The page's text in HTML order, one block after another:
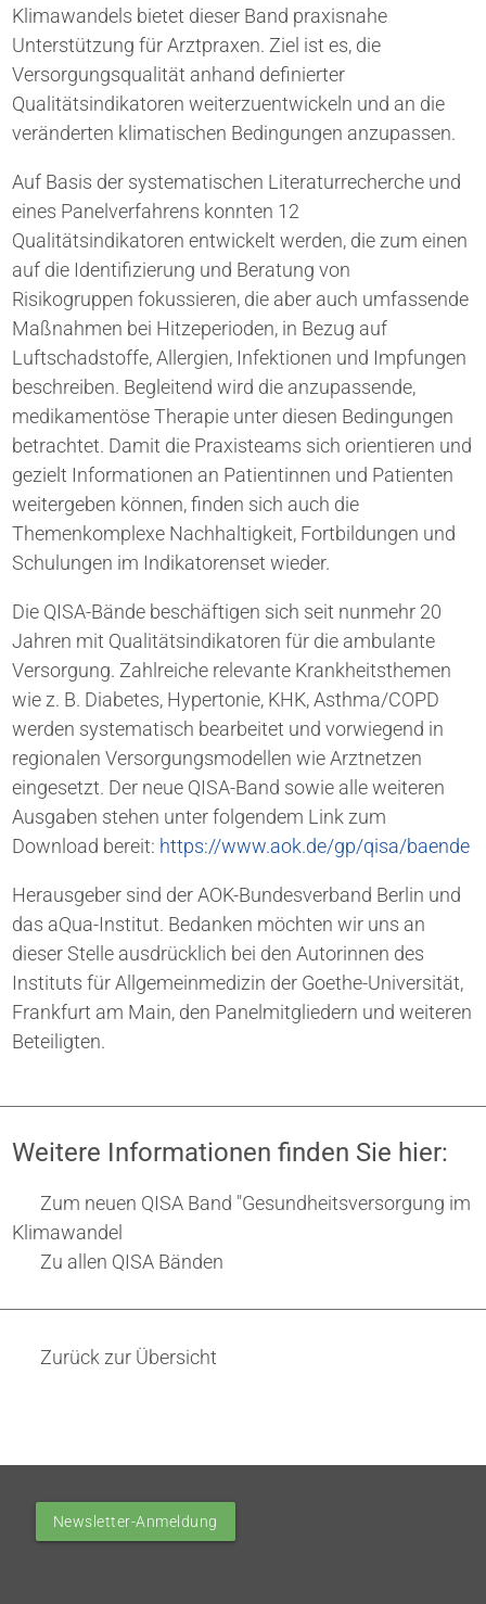
Klimawandels bietet dieser Band praxisnahe
Unterstützung für Arztpraxen. Ziel ist es, die
Versorgungsqualität anhand definierter
Qualitätsindikatoren weiterzuentwickeln und an die
veränderten klimatischen Bedingungen anzupassen.
Auf Basis der systematischen Literaturrecherche und
eines Panelverfahrens konnten 12
Qualitätsindikatoren entwickelt werden, die zum einen
auf die Identifizierung und Beratung von
Risikogruppen fokussieren, die aber auch umfassende
Maßnahmen bei Hitzeperioden, in Bezug auf
Luftschadstoffe, Allergien, Infektionen und Impfungen
beschreiben. Begleitend wird die anzupassende,
medikamentöse Therapie unter diesen Bedingungen
betrachtet. Damit die Praxisteams sich orientieren und
gezielt Informationen an Patientinnen und Patienten
weitergeben können, finden sich auch die
Themenkomplexe Nachhaltigkeit, Fortbildungen und
Schulungen im Indikatorenset wieder.
Die QISA-Bände beschäftigen sich seit nunmehr 20
Jahren mit Qualitätsindikatoren für die ambulante
Versorgung. Zahlreiche relevante Krankheitsthemen
wie z. B. Diabetes, Hypertonie, KHK, Asthma/COPD
werden systematisch bearbeitet und vorwiegend in
regionalen Versorgungsmodellen wie Arztnetzen
eingesetzt. Der neue QISA-Band sowie alle weiteren
Ausgaben stehen unter folgendem Link zum
Download bereit: https://www.aok.de/gp/qisa/baende
Herausgeber sind der AOK-Bundesverband Berlin und
das aQua-Institut. Bedanken möchten wir uns an
dieser Stelle ausdrücklich bei den Autorinnen des
Instituts für Allgemeinmedizin der Goethe-Universität,
Frankfurt am Main, den Panelmitgliedern und weiteren
Beteiligten.
Weitere Informationen finden Sie hier:
Zum neuen QISA Band "Gesundheitsversorgung im
Klimawandel
Zu allen QISA Bänden
Zurück zur Übersicht
Newsletter-Anmeldung